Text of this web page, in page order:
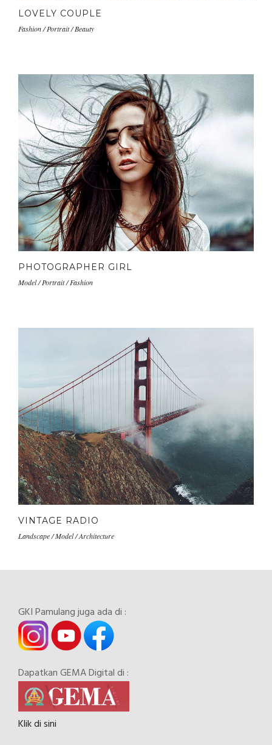
LOVELY COUPLE
Fashion / Portrait / Beauty
PHOTOGRAPHER GIRL
Model / Portrait / Fashion
VINTAGE RADIO
Landscape / Model / Architecture
GKI Pamulang juga ada di :
Dapatkan GEMA Digital di :
Klik di sini